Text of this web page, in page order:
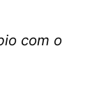
com o